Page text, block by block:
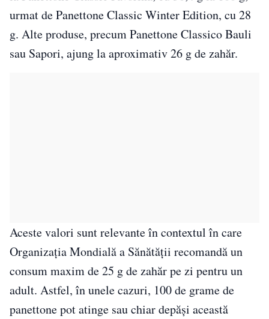
urmat de Panettone Classic Winter Edition, cu 28
g. Alte produse, precum Panettone Classico Bauli
sau Sapori, ajung la aproximativ 26 g de zahăr.
Aceste valori sunt relevante în contextul în care
Organizația Mondială a Sănătății recomandă un
consum maxim de 25 g de zahăr pe zi pentru un
adult. Astfel, în unele cazuri, 100 de grame de
panettone pot atinge sau chiar depăși această